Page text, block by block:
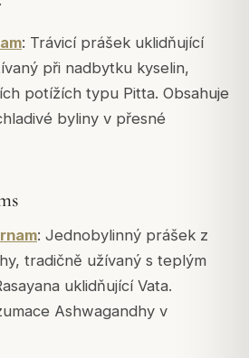
: Trávicí prášek uklidňující
při nadbytku kyselin,
potížích typu Pitta. Obsahuje
byliny v přesné
: Jednobylinný prášek z
tradičně užívaný s teplým
uklidňující Vata.
Ashwagandhy v